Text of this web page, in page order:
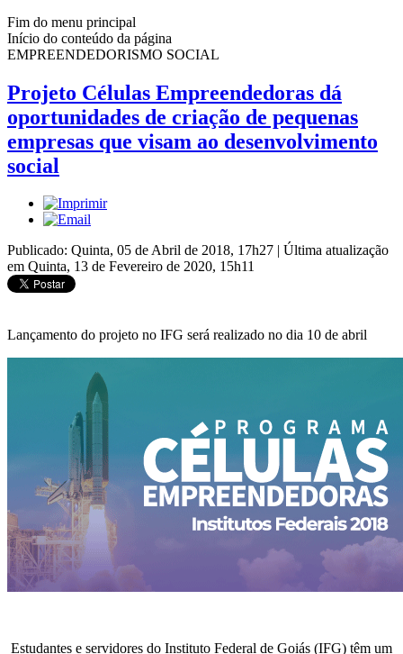
Fim do menu principal
Início do conteúdo da página
EMPREENDEDORISMO SOCIAL
Projeto Células Empreendedoras dá
oportunidades de criação de pequenas
empresas que visam ao desenvolvimento
social
Publicado: Quinta, 05 de Abril de 2018, 17h27 | Última atualização
em Quinta, 13 de Fevereiro de 2020, 15h11
Lançamento do projeto no IFG será realizado no dia 10 de abril
Estudantes e servidores do Instituto Federal de Goiás (IFG) têm um